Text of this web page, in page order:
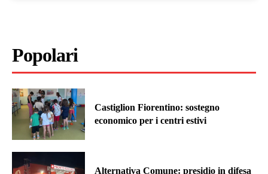
Popolari
Castiglion Fiorentino: sostegno
economico per i centri estivi
Alternativa Comune: presidio in difesa